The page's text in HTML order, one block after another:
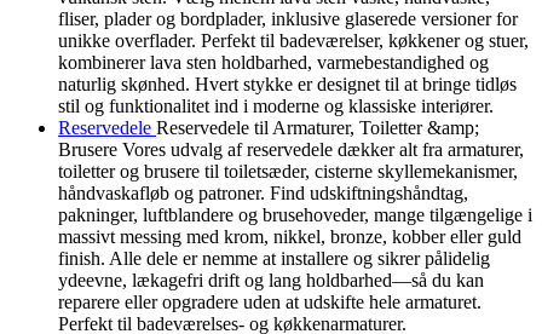
fliser, plader og bordplader, inklusive glaserede versioner for
unikke overflader. Perfekt til badeværelser, køkkener og stuer,
kombinerer lava sten holdbarhed, varmebestandighed og
naturlig skønhed. Hvert stykke er designet til at bringe tidløs
stil og funktionalitet ind i moderne og klassiske interiører.
Reservedele Reservedele til Armaturer, Toiletter &amp;
Brusere Vores udvalg af reservedele dækker alt fra armaturer,
toiletter og brusere til toiletsæder, cisterne skyllemekanismer,
håndvaskafløb og patroner. Find udskiftningshåndtag,
pakninger, luftblandere og brusehoveder, mange tilgængelige i
massivt messing med krom, nikkel, bronze, kobber eller guld
finish. Alle dele er nemme at installere og sikrer pålidelig
ydeevne, lækagefri drift og lang holdbarhed—så du kan
reparere eller opgradere uden at udskifte hele armaturet.
Perfekt til badeværelses- og køkkenarmaturer.